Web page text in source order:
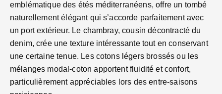
emblématique des étés méditerranéens, offre un tombé
naturellement élégant qui s’accorde parfaitement avec
un port extérieur. Le chambray, cousin décontracté du
denim, crée une texture intéressante tout en conservant
une certaine tenue. Les cotons légers brossés ou les
mélanges modal-coton apportent fluidité et confort,
particulièrement appréciables lors des entre-saisons